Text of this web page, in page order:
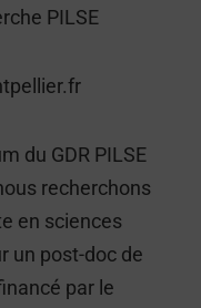
PILSE
du GDR PILSE
recherchons
en sciences
un post-doc de
par le